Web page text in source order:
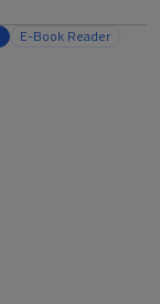
E-Book Reader